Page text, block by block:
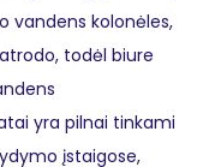
vandens kolonėles,
todėl biure
yra pilnai tinkami
įstaigose,